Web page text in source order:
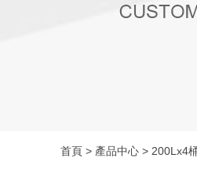
首頁 > 產品中心 > 200Lx4